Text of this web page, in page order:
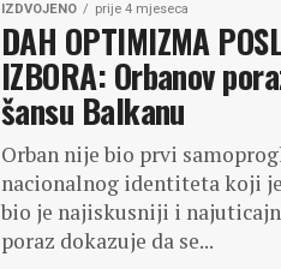
IZDVOJENO prije 4 mjeseca
DAH OPTIMIZMA
IZBORA: Orbanov
šansu Balkanu
Orban nije bio prvi
nacionalnog identiteta koji
bio je najiskusniji i
poraz dokazuje da se...